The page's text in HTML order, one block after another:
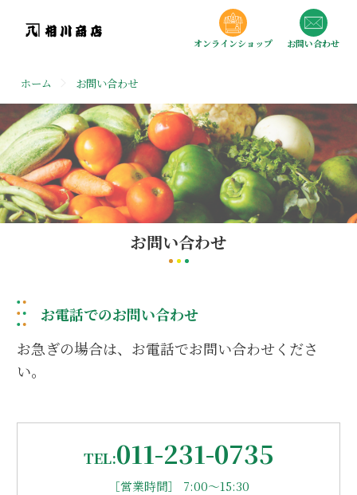
オンラインショップ お問い合わせ
ホーム お問い合わせ
お問い合わせ
お電話でのお問い合わせ
お急ぎの場合は、お電話でお問い合わせくださ
い。
TEL:011-231-0735
［営業時間］ 7:00～15:30